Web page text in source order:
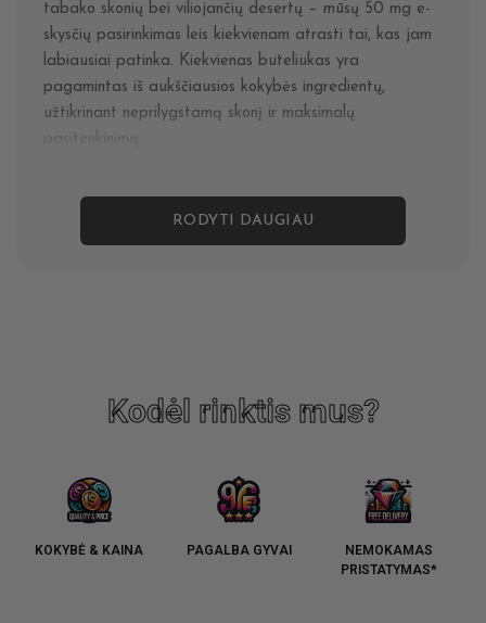
tabako skonių bei viliojančių desertų – mūsų 50 mg e-
skysčių pasirinkimas leis kiekvienam atrasti tai, kas jam
labiausiai patinka. Kiekvienas buteliukas yra
pagamintas iš aukščiausios kokybės ingredientų,
užtikrinant neprilygstamą skonį ir maksimalų
RODYTI DAUGIAU
Kodėl rinktis mus?
KOKYBĖ & KAINA PAGALBA GYVAI
NEMOKAMAS
PRISTATYMAS*